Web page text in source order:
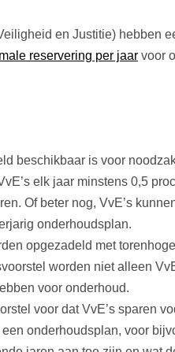
en Justitie) hebben
reservering per jaar voor
beschikbaar is voor
elk jaar minstens 0,5
Of beter nog, VvE’s
onderhoudsplan.
opgezadeld met
worden niet alleen
voor onderhoud.
voor dat VvE’s sparen
een onderhoudsplan, voor